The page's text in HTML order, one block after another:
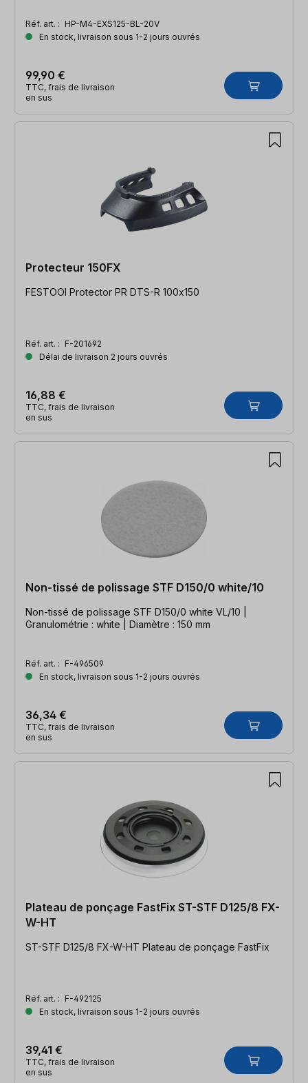
Réf. art. : HP-M4-EXS125-BL-20V
En stock, livraison sous 1-2 jours ouvrés
99,90 €
TTC, frais de livraison
en sus
Protecteur 150FX
FESTOOl Protector PR DTS-R 100x150
Réf. art. : F-201692
Délai de livraison 2 jours ouvrés
16,88 €
TTC, frais de livraison
en sus
Non-tissé de polissage STF D150/0 white/10
Non-tissé de polissage STF D150/0 white VL/10 |
Granulométrie : white | Diamètre : 150 mm
Réf. art. : F-496509
En stock, livraison sous 1-2 jours ouvrés
36,34 €
TTC, frais de livraison
en sus
Plateau de ponçage FastFix ST-STF D125/8 FX-
W-HT
ST-STF D125/8 FX-W-HT Plateau de ponçage FastFix
Réf. art. : F-492125
En stock, livraison sous 1-2 jours ouvrés
39,41 €
TTC, frais de livraison
en sus